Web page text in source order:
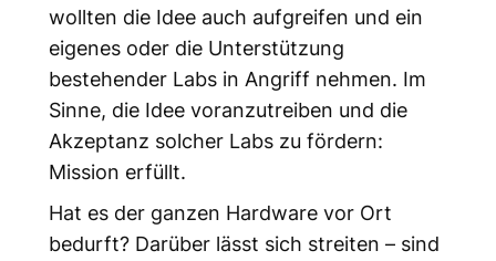
wollten die Idee auch aufgreifen und ein
eigenes oder die Unterstützung
bestehender Labs in Angriff nehmen. Im
Sinne, die Idee voranzutreiben und die
Akzeptanz solcher Labs zu fördern:
Mission erfüllt.
Hat es der ganzen Hardware vor Ort
bedurft? Darüber lässt sich streiten – sind